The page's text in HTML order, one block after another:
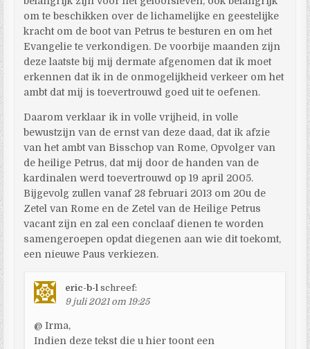
om te beschikken over de lichamelijke en geestelijke
kracht om de boot van Petrus te besturen en om het
Evangelie te verkondigen. De voorbije maanden zijn
deze laatste bij mij dermate afgenomen dat ik moet
erkennen dat ik in de onmogelijkheid verkeer om het
ambt dat mij is toevertrouwd goed uit te oefenen.
Daarom verklaar ik in volle vrijheid, in volle
bewustzijn van de ernst van deze daad, dat ik afzie
van het ambt van Bisschop van Rome, Opvolger van
de heilige Petrus, dat mij door de handen van de
kardinalen werd toevertrouwd op 19 april 2005.
Bijgevolg zullen vanaf 28 februari 2013 om 20u de
Zetel van Rome en de Zetel van de Heilige Petrus
vacant zijn en zal een conclaaf dienen te worden
samengeroepen opdat diegenen aan wie dit toekomt,
een nieuwe Paus verkiezen.
eric-b-l schreef:
9 juli 2021 om 19:25
@ Irma,
Indien deze tekst die u hier toont een